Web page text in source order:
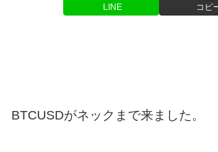
LINE コピ
BTCUSDがネックまで来ました。